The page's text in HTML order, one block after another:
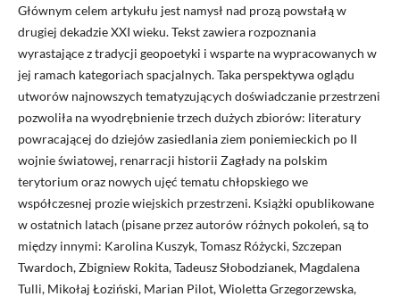
Głównym celem artykułu jest namysł nad prozą powstałą w
drugiej dekadzie XXI wieku. Tekst zawiera rozpoznania
wyrastające z tradycji geopoetyki i wsparte na wypracowanych w
jej ramach kategoriach spacjalnych. Taka perspektywa oglądu
utworów najnowszych tematyzujących doświadczanie przestrzeni
pozwoliła na wyodrębnienie trzech dużych zbiorów: literatury
powracającej do dziejów zasiedlania ziem poniemieckich po II
wojnie światowej, renarracji historii Zagłady na polskim
terytorium oraz nowych ujęć tematu chłopskiego we
współczesnej prozie wiejskich przestrzeni. Książki opublikowane
w ostatnich latach (pisane przez autorów różnych pokoleń, są to
między innymi: Karolina Kuszyk, Tomasz Różycki, Szczepan
Twardoch, Zbigniew Rokita, Tadeusz Słobodzianek, Magdalena
Tulli, Mikołaj Łoziński, Marian Pilot, Wioletta Grzegorzewska,